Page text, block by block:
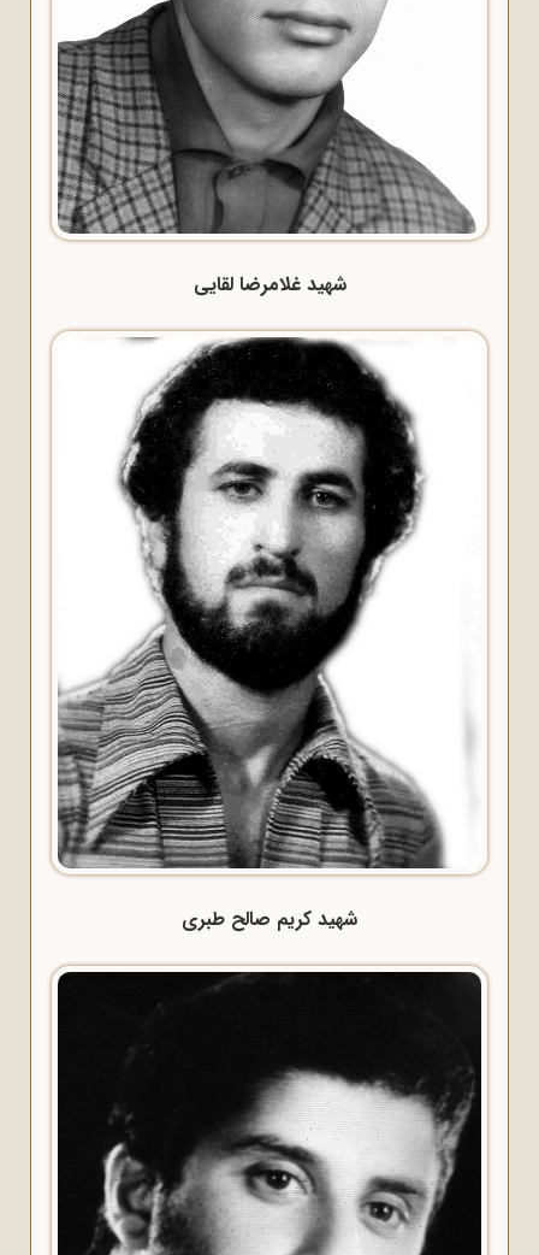
شهید غلامرضا لقایی
شهید کریم صالح طبری